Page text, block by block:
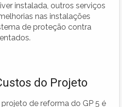
instalada, outros serviços
nas instalações
de proteção contra
do Projeto
de reforma do GP 5 é